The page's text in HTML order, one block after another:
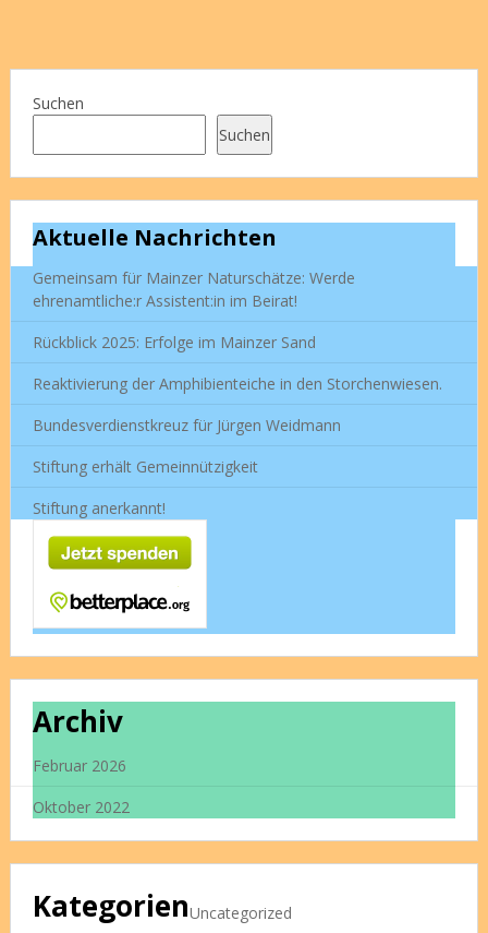
Suchen
Suchen
Aktuelle Nachrichten
Gemeinsam für Mainzer Naturschätze: Werde
ehrenamtliche:r Assistent:in im Beirat!
Rückblick 2025: Erfolge im Mainzer Sand
Reaktivierung der Amphibienteiche in den Storchenwiesen.
Bundesverdienstkreuz für Jürgen Weidmann
Stiftung erhält Gemeinnützigkeit
Stiftung anerkannt!
Archiv
Februar 2026
Oktober 2022
KategorienUncategorized